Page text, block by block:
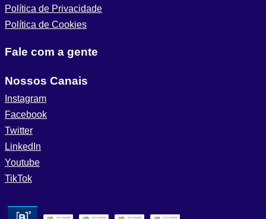
Política de Privacidade
Política de Cookies
Fale com a gente
Nossos Canais
Instagram
Facebook
Twitter
LinkedIn
Youtube
TikTok